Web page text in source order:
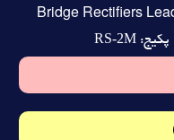
Bridge Rectifiers
RS-2M